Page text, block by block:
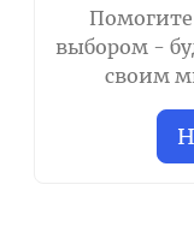
Помогите
выбором -
своим